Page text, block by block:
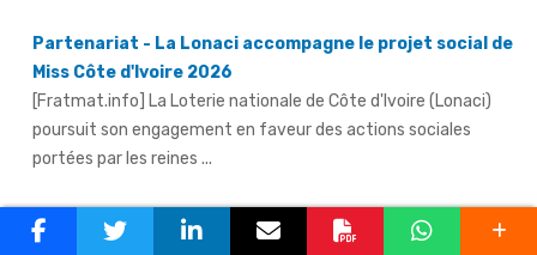
[Fratmat.info] La Loterie nationale de Côte d'Ivoire (Lonaci)
poursuit son engagement en faveur des actions sociales
portées par les reines ...
Grand-Bassam - Le Réseau des jeunes cadres du Sud-
sanitaires
[Fratmat.info] Le Réseau des jeunes cadres du Sud-Comoé,